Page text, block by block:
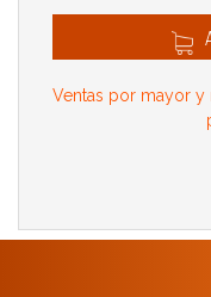
Ventas por mayor